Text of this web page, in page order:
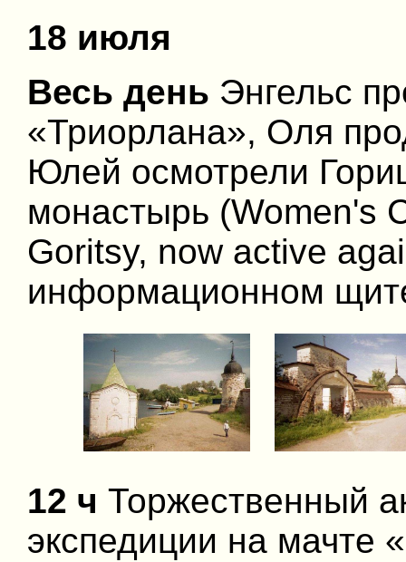
18 июля
Весь день Энгельс
«Триорлана», Оля
Юлей осмотрели
монастырь (Women's
Goritsy, now active
информационном
12 ч Торжественный
экспедиции на мачте